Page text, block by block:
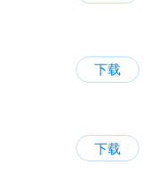
下载
下载